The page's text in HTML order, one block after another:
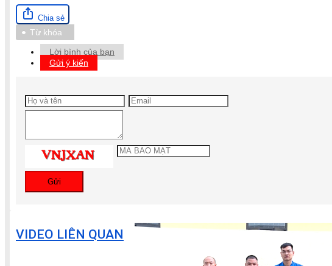
Chia sẻ
Từ khóa
Lời bình của bạn
Gửi ý kiến
Gửi
VIDEO LIÊN QUAN